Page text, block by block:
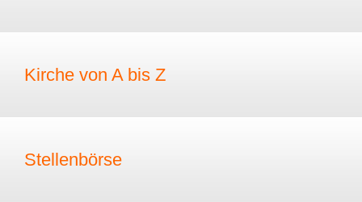
Kirche von A bis Z
Stellenbörse